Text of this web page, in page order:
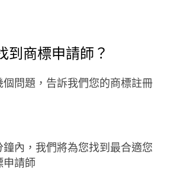
到商標申請師？
個問題，告訴我們您的商標註冊
鐘內，我們將為您找到最合適您
申請師